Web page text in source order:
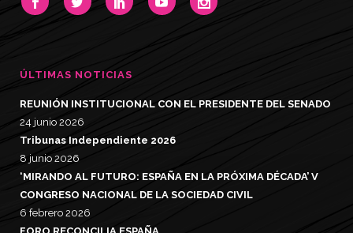
ÚLTIMAS NOTICIAS
REUNIÓN INSTITUCIONAL CON EL PRESIDENTE DEL SENADO
24 junio 2026
Tribunas Independiente 2026
8 junio 2026
‘MIRANDO AL FUTURO: ESPAÑA EN LA PRÓXIMA DÉCADA’ V
CONGRESO NACIONAL DE LA SOCIEDAD CIVIL
6 febrero 2026